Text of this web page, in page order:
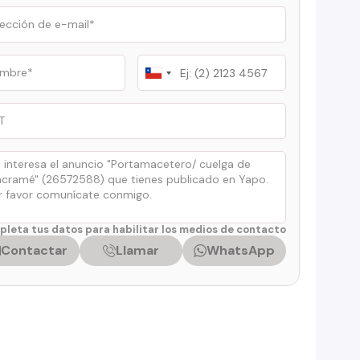
Chile
+56
tus datos para habilitar los medios de contacto
Contactar Llamar WhatsApp